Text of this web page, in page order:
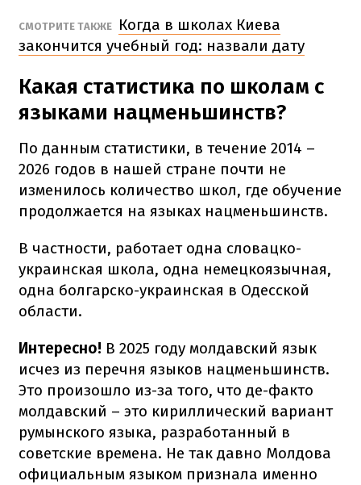
СМОТРИТЕ ТАКЖЕ
Когда в школах Киева
закончится учебный год: назвали дату
Какая статистика по школам с
языками нацменьшинств?
По данным статистики, в течение 2014 –
2026 годов в нашей стране почти не
изменилось количество школ, где обучение
продолжается на языках нацменьшинств.
В частности, работает одна словацко-
украинская школа, одна немецкоязычная,
одна болгарско-украинская в Одесской
области.
Интересно! В 2025 году молдавский язык
исчез из перечня языков нацменьшинств.
Это произошло из-за того, что де-факто
молдавский – это кириллический вариант
румынского языка, разработанный в
советские времена. Не так давно Молдова
официальным языком признала именно